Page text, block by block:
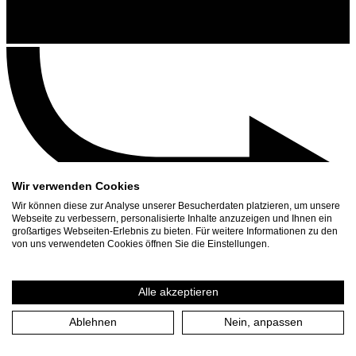
Contact
Press Download
Wir verwenden Cookies
Wir können diese zur Analyse unserer Besucherdaten platzieren, um unsere
Webseite zu verbessern, personalisierte Inhalte anzuzeigen und Ihnen ein
großartiges Webseiten-Erlebnis zu bieten. Für weitere Informationen zu den
von uns verwendeten Cookies öffnen Sie die Einstellungen.
Alle akzeptieren
Ablehnen Nein, anpassen